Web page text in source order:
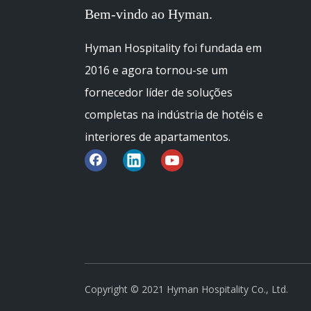
Bem-vindo ao Hyman.
Hyman Hospitality foi fundada em
2016 e agora tornou-se um
fornecedor líder de soluções
completas na indústria de hotéis e
interiores de apartamentos.
Copyright © 2021 Hyman Hospitality Co., Ltd.